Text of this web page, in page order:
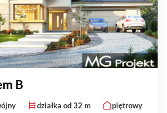
B
działka od 32 m piętrowy